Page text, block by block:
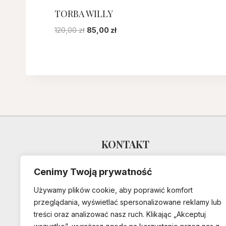
Cenimy Twoją prywatność
Używamy plików cookie, aby poprawić komfort
przeglądania, wyświetlać spersonalizowane reklamy lub
treści oraz analizować nasz ruch. Klikając „Akceptuj
TORBA WILLY
120,00zł Pierwotna
85,00 złAktualna
KONTAKT
Dixie Lion
Polska
pracownia@dixielion.com